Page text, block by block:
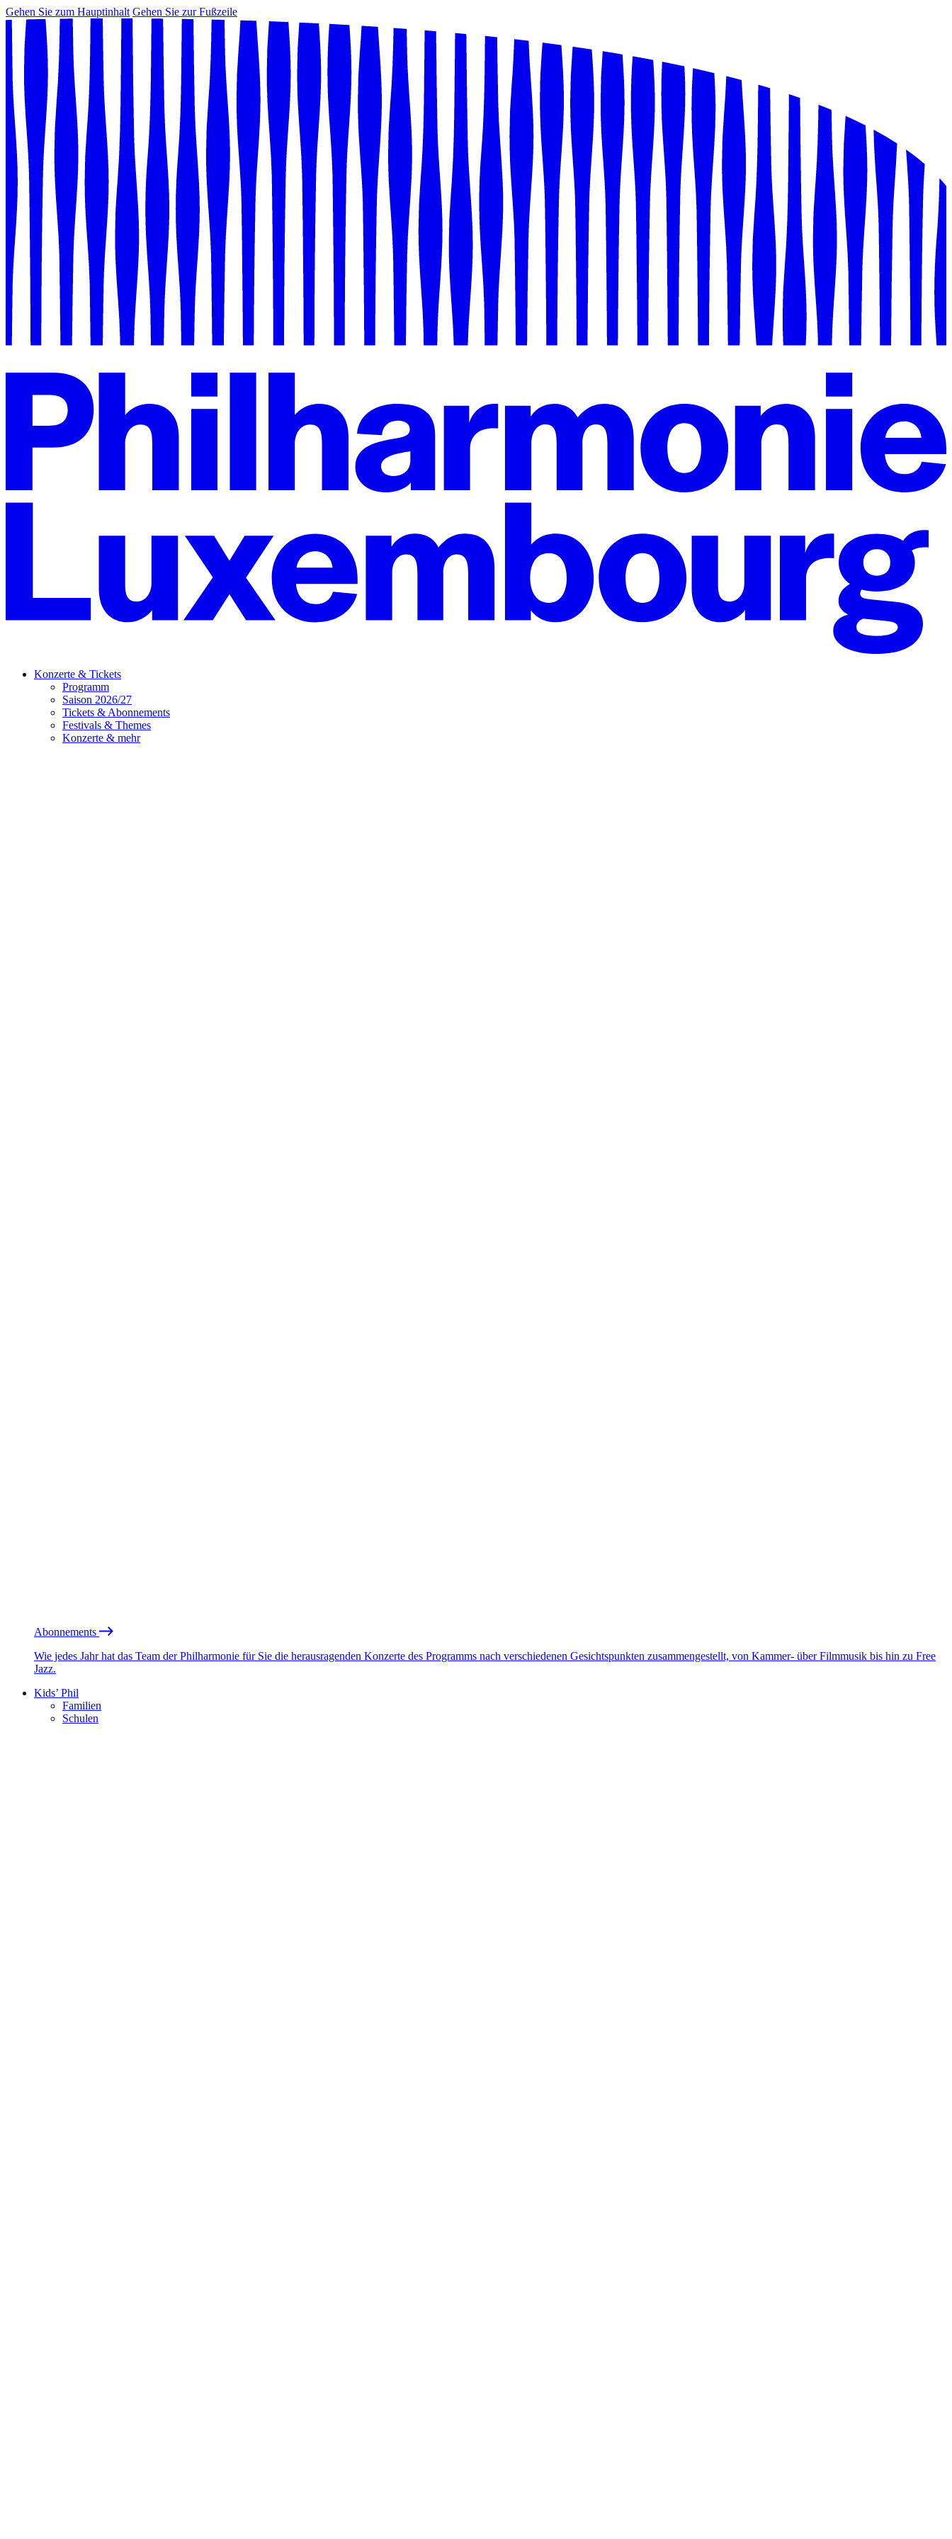
Gehen Sie zum Hauptinhalt Gehen Sie zur Fußzeile
Konzerte & Tickets
Programm
Saison 2026/27
Tickets & Abonnements
Festivals & Themes
Konzerte & mehr
Abonnements
Wie jedes Jahr hat das Team der Philharmonie für Sie die herausragenden Konzerte des Programms nach verschiedenen Gesichtspunkten zusammengestellt, von Kammer- über Filmmusik bis hin zu Free
Jazz.
Kids’ Phil
Familien
Schulen